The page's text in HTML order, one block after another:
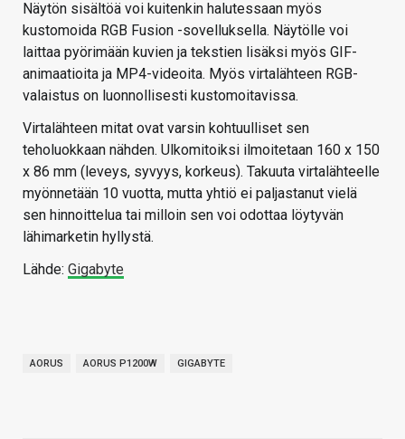
Näytön sisältöä voi kuitenkin halutessaan myös
kustomoida RGB Fusion -sovelluksella. Näytölle voi
laittaa pyörimään kuvien ja tekstien lisäksi myös GIF-
animaatioita ja MP4-videoita. Myös virtalähteen RGB-
valaistus on luonnollisesti kustomoitavissa.
Virtalähteen mitat ovat varsin kohtuulliset sen
teholuokkaan nähden. Ulkomitoiksi ilmoitetaan 160 x 150
x 86 mm (leveys, syvyys, korkeus). Takuuta virtalähteelle
myönnetään 10 vuotta, mutta yhtiö ei paljastanut vielä
sen hinnoittelua tai milloin sen voi odottaa löytyvän
lähimarketin hyllystä.
Lähde: Gigabyte
AORUS AORUS P1200W GIGABYTE